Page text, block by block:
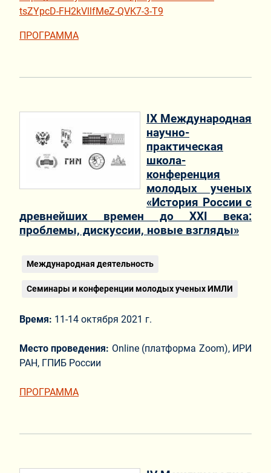
tsZYpcD-FH2kVllfMeZ-QVK7-3-T9
ПРОГРАММА
IХ Международная
научно-
практическая
школа-
конференция
молодых ученых
«История России с
древнейших времен до XXI века:
проблемы, дискуссии, новые взгляды»
Международная деятельность
Семинары и конференции молодых ученых ИМЛИ
Время: 11-14 октября 2021 г.
Место проведения: Online (платформа Zoom), ИРИ
РАН, ГПИБ России
ПРОГРАММА